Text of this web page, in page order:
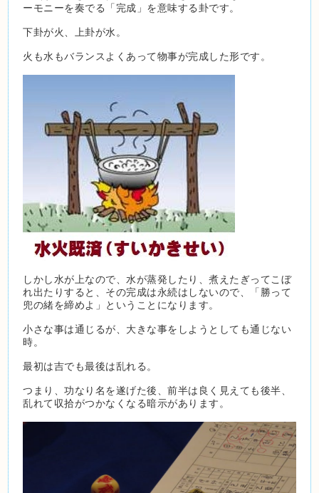
ーモニーを奏でる「完成」を意味する卦です。
下卦が火、上卦が水。
火も水もバランスよくあって物事が完成した形です。
しかし水が上なので、水が蒸発したり、煮えたぎってこぼ
れ出たりすると、その完成は永続はしないので、「勝って
兜の緒を締めよ」ということになります。
小さな事は通じるが、大きな事をしようとしても通じない
時。
最初は吉でも最後は乱れる。
つまり、功なり名を遂げた後、前半は良く見えても後半、
乱れて収拾がつかなくなる暗示があります。